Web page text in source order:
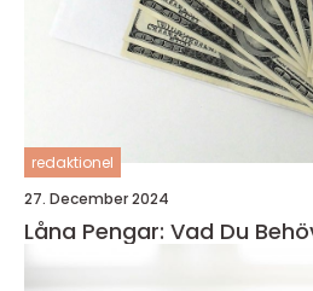
redaktionel
27. December 2024
Låna Pengar: Vad Du